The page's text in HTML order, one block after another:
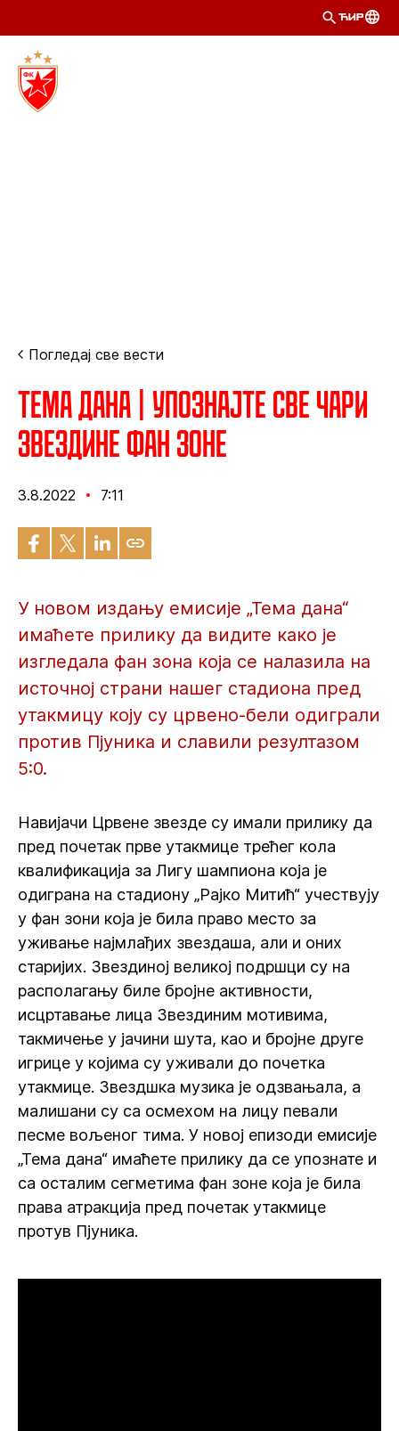
ЋИР
Погледај све вести
Тема дана | Упознајте све чари
Звездине фан зоне
3.8.2022 7:11
У новом издању емисије „Тема дана“
имаћете прилику да видите како је
изгледала фан зона која се налазила на
источној страни нашег стадиона пред
утакмицу коју су црвено-бели одиграли
против Пјуника и славили резултазом
5:0.
Навијачи Црвене звезде су имали прилику да
пред почетак прве утакмице трећег кола
квалификација за Лигу шампиона која је
одиграна на стадиону „Рајко Митић“ учествују
у фан зони која је била право место за
уживање најмлађих звездаша, али и оних
старијих. Звездиној великој подршци су на
располагању биле бројне активности,
исцртавање лица Звездиним мотивима,
такмичење у јачини шута, као и бројне друге
игрице у којима су уживали до почетка
утакмице. Звездшка музика је одзвањала, а
малишани су са осмехом на лицу певали
песме вољеног тима. У новој епизоди емисије
„Тема дана“ имаћете прилику да се упознате и
са осталим сегметима фан зоне која је била
права атракција пред почетак утакмице
протув Пјуника.